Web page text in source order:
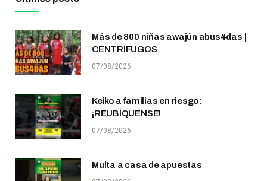
Más de 800 niñas awajún abus4das |
CENTRÍFUGOS
07/08/2026
Keiko a familias en riesgo:
¡REUBÍQUENSE!
07/08/2026
Multa a casa de apuestas